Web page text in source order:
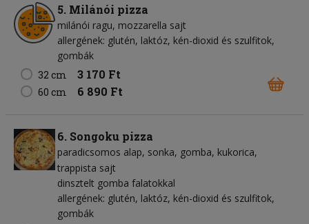
5. Milánói pizza
milánói ragu mozzarella sajt
allergének: glutén, laktóz, kén-dioxid és szulfitok,
gombák
32 cm
3 170 Ft
60 cm 6 890 Ft
6. Songoku pizza
paradicsomos alap sonka gomba kukorica
trappista sajt
dinsztelt gomba falatokkal
allergének: glutén, laktóz, kén-dioxid és szulfitok,
gombák